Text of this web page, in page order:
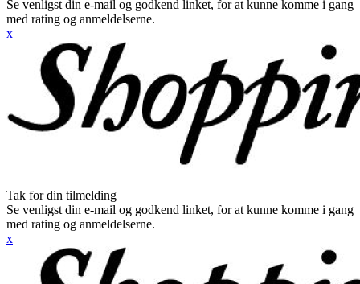
Se venligst din e-mail og godkend linket, for at kunne komme i gang
med rating og anmeldelserne.
x
Tak for din tilmelding
Se venligst din e-mail og godkend linket, for at kunne komme i gang
med rating og anmeldelserne.
x